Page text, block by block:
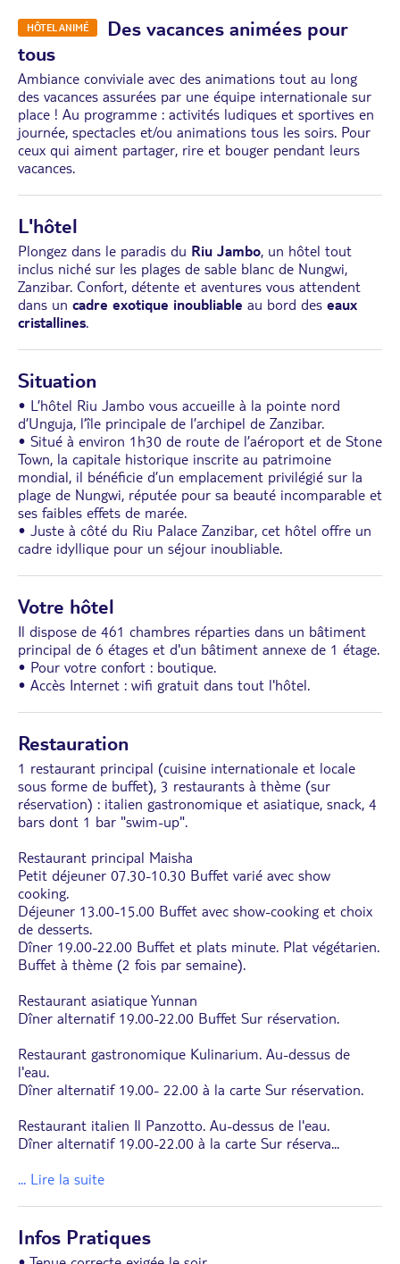
HÔTEL ANIMÉ
Des vacances animées pour
tous
Ambiance conviviale avec des animations tout au long
des vacances assurées par une équipe internationale sur
place ! Au programme : activités ludiques et sportives en
journée, spectacles et/ou animations tous les soirs. Pour
ceux qui aiment partager, rire et bouger pendant leurs
vacances.
L'hôtel
Plongez dans le paradis du Riu Jambo, un hôtel tout
inclus niché sur les plages de sable blanc de Nungwi,
Zanzibar. Confort, détente et aventures vous attendent
dans un cadre exotique inoubliable au bord des eaux
cristallines.
Situation
• L’hôtel Riu Jambo vous accueille à la pointe nord
d’Unguja, l’île principale de l’archipel de Zanzibar.
• Situé à environ 1h30 de route de l’aéroport et de Stone
Town, la capitale historique inscrite au patrimoine
mondial, il bénéficie d’un emplacement privilégié sur la
plage de Nungwi, réputée pour sa beauté incomparable et
ses faibles effets de marée.
• Juste à côté du Riu Palace Zanzibar, cet hôtel offre un
cadre idyllique pour un séjour inoubliable.
Votre hôtel
Il dispose de 461 chambres réparties dans un bâtiment
principal de 6 étages et d'un bâtiment annexe de 1 étage.
• Pour votre confort : boutique.
• Accès Internet : wifi gratuit dans tout l'hôtel.
Restauration
1 restaurant principal (cuisine internationale et locale
sous forme de buffet), 3 restaurants à thème (sur
réservation) : italien gastronomique et asiatique, snack, 4
bars dont 1 bar "swim-up".
Restaurant principal Maisha
Petit déjeuner 07.30-10.30 Buffet varié avec show
cooking.
Déjeuner 13.00-15.00 Buffet avec show-cooking et choix
de desserts.
Dîner 19.00-22.00 Buffet et plats minute. Plat végétarien.
Buffet à thème (2 fois par semaine).
Restaurant asiatique Yunnan
Dîner alternatif 19.00-22.00 Buffet Sur réservation.
Restaurant gastronomique Kulinarium. Au-dessus de
l'eau.
Dîner alternatif 19.00- 22.00 à la carte Sur réservation.
Restaurant italien Il Panzotto. Au-dessus de l'eau.
Dîner alternatif 19.00-22.00 à la carte Sur réserva...
... Lire la suite
Infos Pratiques